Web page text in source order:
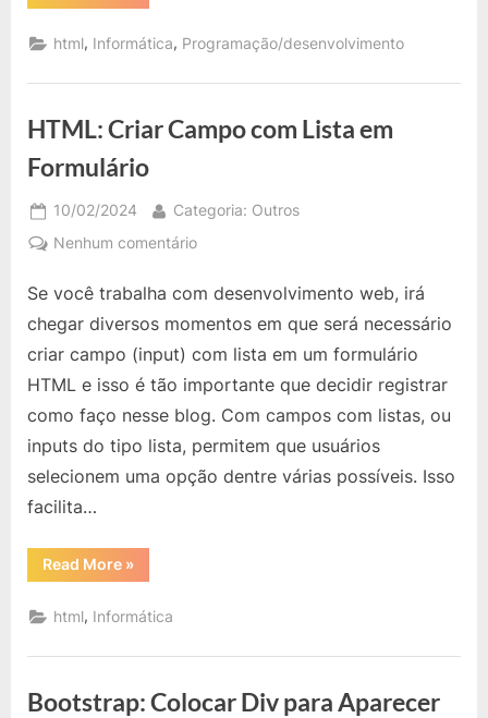
Restante?
Como
uma
Tabela
Título
Barra
de
Rolagem
no
html, Informática, Programação/desenvolvimento
HTML: Criar Campo com Lista em
Formulário
Posted
on
10/02/2024 By
Categoria: Outros
Nenhum comentárioem
Criar
Campo
Lista
em
Formulário
Se você trabalha com desenvolvimento web, irá
chegar diversos momentos em que será necessário
criar campo (input) com lista em um formulário
HTML e isso é tão importante que decidir registrar
como faço nesse blog. Com campos com listas, ou
inputs do tipo lista, permitem que usuários
selecionem uma opção dentre várias possíveis. Isso
facilita…
Read More“HTML:
Criar
com
Lista
Formulário”
»
html, Informática
Bootstrap: Colocar Div para Aparecer